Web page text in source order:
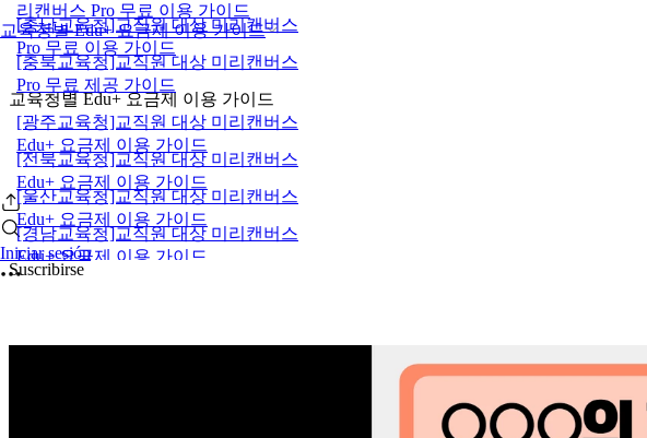
교육청별 Edu+ 요금제 이용 가이드
Iniciar sesión
리캔버스 Pro 무료 이용 가이드
[충남교육청]교직원 대상 미리캔버스
Pro 무료 이용 가이드
[충북교육청]교직원 대상 미리캔버스
Pro 무료 제공 가이드
교육청별 Edu+ 요금제 이용 가이드
[광주교육청]교직원 대상 미리캔버스
Edu+ 요금제 이용 가이드
[전북교육청]교직원 대상 미리캔버스
Edu+ 요금제 이용 가이드
[울산교육청]교직원 대상 미리캔버스
Edu+ 요금제 이용 가이드
[경남교육청]교직원 대상 미리캔버스
Edu+ 요금제 이용 가이드
Suscribirse